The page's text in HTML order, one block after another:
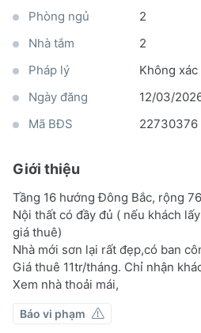
Phòng ngủ
2
Nhà tắm
2
Pháp lý
Không
Ngày đăng
12/03/
Mã BĐS
22730376
Giới thiệu
Tầng 16 hướng Đông Bắc, rộng
Nội thất có đầy đủ ( nếu khách
giá thuê)
Nhà mới sơn lại rất đẹp,có ban
Giá thuê 11tr/tháng. Chỉ nhận
Xem nhà thoải mái,
Báo vi phạm